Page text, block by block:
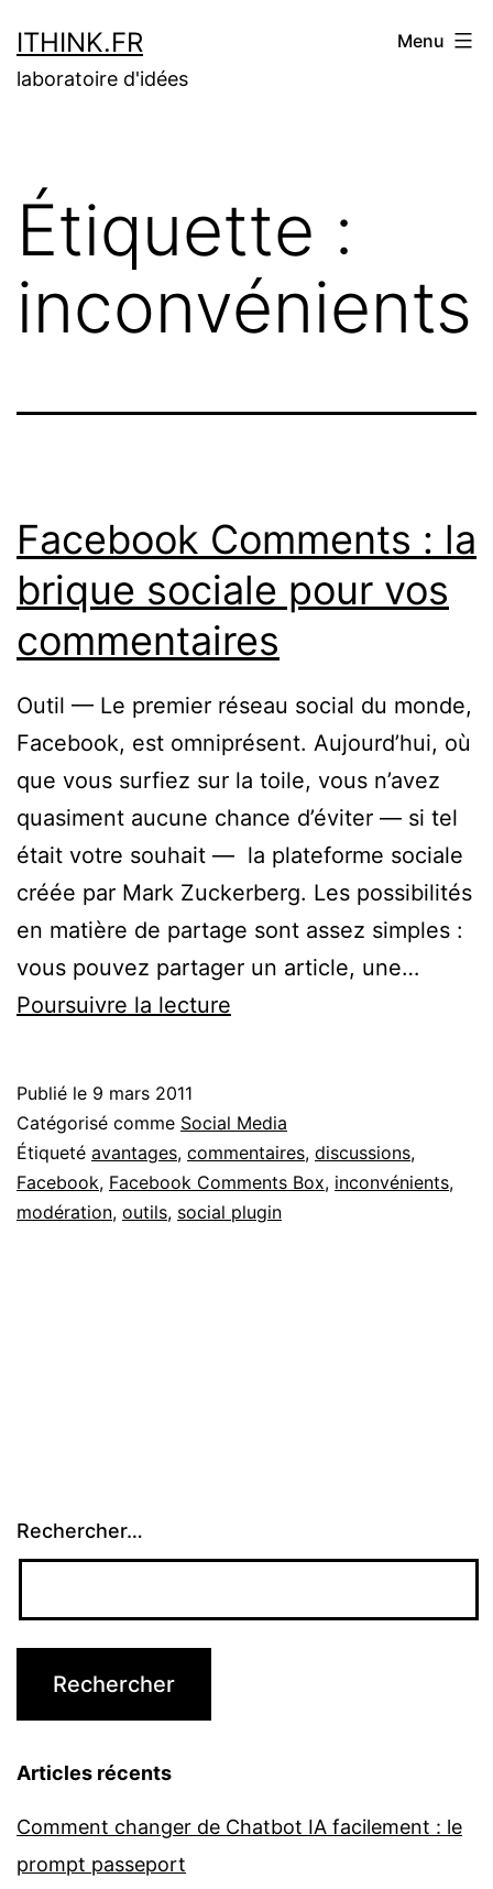
au
contenu
ITHINK.FR
laboratoire d'idées
Menu
Étiquette :
inconvénients
Facebook Comments : la
brique sociale pour vos
commentaires
Outil — Le premier réseau social du monde,
Facebook, est omniprésent. Aujourd’hui, où
que vous surfiez sur la toile, vous n’avez
quasiment aucune chance d’éviter — si tel
était votre souhait — la plateforme sociale
créée par Mark Zuckerberg. Les possibilités
en matière de partage sont assez simples :
vous pouvez partager un article, une…
Poursuivre la lecture
la
brique
sociale
pour
Publié le 9 mars 2011
Catégorisé comme Social Media
Étiqueté avantages, commentaires, discussions,
Facebook, Facebook Comments Box, inconvénients,
modération, outils, social plugin
Rechercher…
Articles récents
Comment changer de Chatbot IA facilement : le
prompt passeport